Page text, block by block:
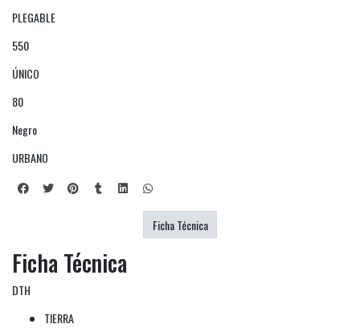
PLEGABLE
550
ÚNICO
80
Negro
URBANO
Ficha Técnica
DTH
TIERRA
Ficha Técnica